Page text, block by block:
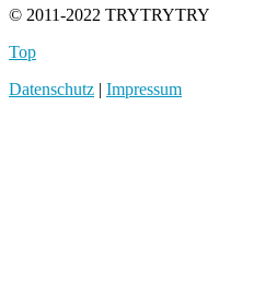
© 2011-2022 TRYTRYTRY
Top
Datenschutz | Impressum